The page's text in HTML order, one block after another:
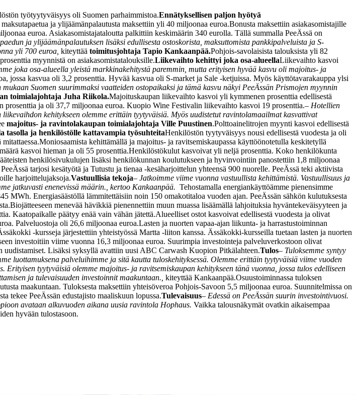
työtyytyväisyys oli Suomen parhaimmistoa.Ennätyksellisen paljon hyötyä
ja ylijäämänpalautusta maksettiin yli 40 miljoonaa euroa.Bonusta maksettiin asiakasomistajille
euroa. Asiakasomistajataloutta palkittiin keskimäärin 340 eurolla. Tällä summalla PeeÄssä on
ja ylijäämänpalautuksen lisäksi edullisesta ostoskorista, maksuttomista pankkipalveluista ja S-
yli 700 euroa, kiteyttää toimitusjohtaja Tapio Kankaanpää.Pohjois-savolaisista talouksista yli 82
myynnistä on asiakasomistatalouksille.Liikevaihto kehittyi joka osa-alueellaLiikevaihto kasvoi
joka osa-alueella yleistä markkinakehitystä paremmin, mutta erityisen hyvää kasvu oli majoitus- ja
jossa kasvua oli 3,2 prosenttia. Hyvää kasvua oli S-market ja Sale -ketjuissa. Myös käyttötavarakauppa ylsi
Suomen suurimmaksi vaatteiden ostopaikaksi ja tämä kasvu näkyi PeeÄssän Prismojen myynnin
toimialajohtaja Juha Riikola.Majoituskaupan liikevaihto kasvoi yli kymmenen prosenttia edellisestä
ja oli 37,7 miljoonaa euroa. Kuopio Wine Festivalin liikevaihto kasvoi 19 prosenttia.– Hotellien
kehitykseen olemme erittäin tyytyväisiä. Myös uudistetut ravintolamaailmat kasvattivat
majoitus- ja ravintolakaupan toimialajohtaja Ville Puustinen.Polttoainelitrojen myynti kasvoi edellisestä
tasolla ja henkilöstölle kattavampia työsuhteitaHenkilöstön tyytyväisyys nousi edellisestä vuodesta ja oli
Moniosaamista kehittämällä ja majoitus- ja ravitsemiskaupassa käyttöönotetulla keskitetyllä
kasvoi hieman ja oli 55 prosenttia.Henkilöstökulut kasvoivat yli neljä prosenttia. Koko henkilökunta
henkilösivukulujen lisäksi henkilökunnan koulutukseen ja hyvinvointiin panostettiin 1,8 miljoonaa
tarjosi kesätyötä ja Tutustu ja tienaa -kesäharjoittelun yhteensä 900 nuorelle. PeeÄssä teki aktiivista
harjoittelujaksoja.Vastuullisia tekoja– Jatkoimme viime vuonna vastuullista kehittämistä. Vastuullisuus ja
jatkuvasti enenevissä määrin., kertoo Kankaanpää. Tehostamalla energiankäyttöämme pienensimme
MWh. Energiasäästöllä lämmitettäisiin noin 150 omakotitaloa vuoden ajan. PeeÄssän sähkön kulutuksesta
Biojätteeseen menevää hävikkiä pienennettiin muun muassa lisäämällä lahjoituksia hyväntekeväisyyteen ja
Kaatopaikalle päätyy enää vain vähän jätettä.Alueelliset ostot kasvoivat edellisestä vuodesta ja olivat
Palveluostoja oli 26,6 miljoonaa euroa.Lasten ja nuorten vapaa-ajan liikunta- ja harrastustoiminnan
-kursseja järjestettiin yhteistyössä Martta -liiton kanssa. Ässäkokki-kursseilla tuetaan lasten ja nuorten
investoitiin viime vuonna 16,3 miljoonaa euroa. Suurimpia investointeja palveluverkostoon olivat
Lisäksi syksyllä avattiin uusi ABC Carwash Kuopion Pitkälahteen.Tulos– Tuloksemme syntyy
luottamuksena palveluihimme ja sitä kautta tuloskehityksessä. Olemme erittäin tyytyväisiä viime vuoden
tyytyväisiä olemme majoitus- ja ravitsemiskaupan kehitykseen tänä vuonna, jossa tulos edelliseen
ja tulevaisuuden investoinnit maakuntaan., kiteyttää Kankaanpää.Osuustoiminnassa tuloksen
maakuntaan. Tuloksesta maksettiin yhteisöveroa Pohjois-Savoon 5,5 miljoonaa euroa. Suunnitelmissa on
tekee PeeÄssän edustajisto maaliskuun lopussa.Tulevaisuus– Edessä on PeeÄssän suurin investointivuosi.
avataan alkuvuoden aikana uusia ravintola Hophaus. Vaikka talousnäkymät ovatkin aikaisempaa
hyvään tulostasoon.